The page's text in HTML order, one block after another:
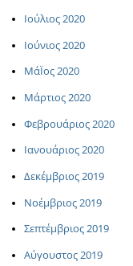
Ιούλιος 2020
Ιούνιος 2020
ΜάΪος 2020
Μάρτιος 2020
Φεβρουάριος 2020
Ιανουάριος 2020
Δεκέμβριος 2019
Νοέμβριος 2019
Σεπτέμβριος 2019
Αύγουστος 2019